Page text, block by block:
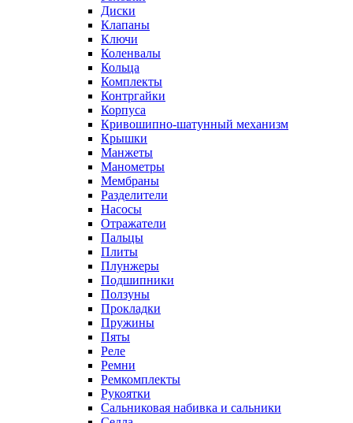
Диски
Клапаны
Ключи
Коленвалы
Кольца
Комплекты
Контргайки
Корпуса
Кривошипно-шатунный механизм
Крышки
Манжеты
Манометры
Мембраны
Разделители
Насосы
Отражатели
Пальцы
Плиты
Плунжеры
Подшипники
Ползуны
Прокладки
Пружины
Пяты
Реле
Ремни
Ремкомплекты
Рукоятки
Сальниковая набивка и сальники